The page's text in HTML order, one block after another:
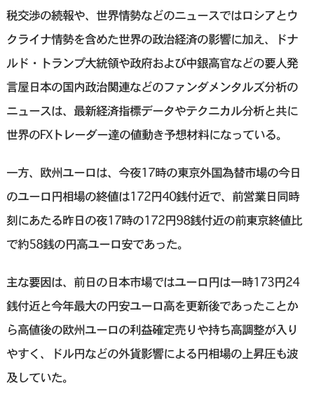
税交渉の続報や、世界情勢などのニュースではロシアとウ
クライナ情勢を含めた世界の政治経済の影響に加え、ドナ
ルド・トランプ大統領や政府および中銀高官などの要人発
言屋日本の国内政治関連などのファンダメンタルズ分析の
ニュースは、最新経済指標データやテクニカル分析と共に
世界のFXトレーダー達の値動き予想材料になっている。
一方、欧州ユーロは、今夜17時の東京外国為替市場の今日
のユーロ円相場の終値は172円40銭付近で、前営業日同時
刻にあたる昨日の夜17時の172円98銭付近の前東京終値比
で約58銭の円高ユーロ安であった。
主な要因は、前日の日本市場ではユーロ円は一時173円24
銭付近と今年最大の円安ユーロ高を更新後であったことか
ら高値後の欧州ユーロの利益確定売りや持ち高調整が入り
やすく、ドル円などの外貨影響による円相場の上昇圧も波
及していた。